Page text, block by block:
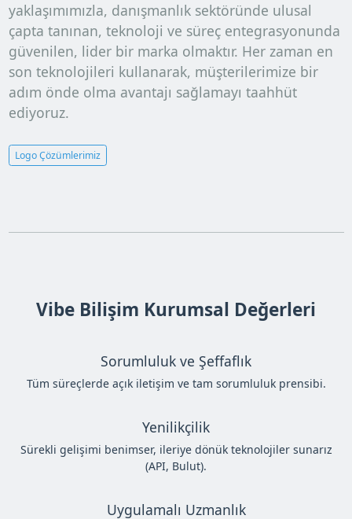
yaklaşımımızla, danışmanlık sektöründe ulusal
çapta tanınan, teknoloji ve süreç entegrasyonunda
güvenilen, lider bir marka olmaktır. Her zaman en
son teknolojileri kullanarak, müşterilerimize bir
adım önde olma avantajı sağlamayı taahhüt
ediyoruz.
Logo Çözümlerimiz
Vibe Bilişim Kurumsal Değerleri
Sorumluluk ve Şeffaflık
Tüm süreçlerde açık iletişim ve tam sorumluluk prensibi.
Yenilikçilik
Sürekli gelişimi benimser, ileriye dönük teknolojiler sunarız
(API, Bulut).
Uygulamalı Uzmanlık